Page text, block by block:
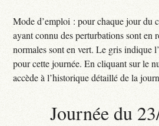
Mode d’emploi : pour chaque jour du
ayant connu des perturbations sont en
normales sont en vert. Le gris indique
pour cette journée. En cliquant sur le
accède à l’historique détaillé de la
Journée du